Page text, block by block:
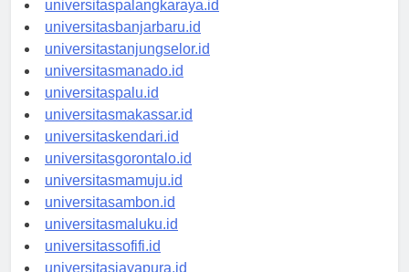
universitaspalangkaraya.id
universitasbanjarbaru.id
universitastanjungselor.id
universitasmanado.id
universitaspalu.id
universitasmakassar.id
universitaskendari.id
universitasgorontalo.id
universitasmamuju.id
universitasambon.id
universitasmaluku.id
universitassofifi.id